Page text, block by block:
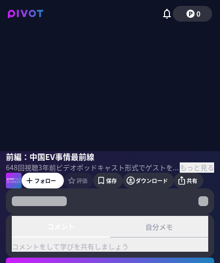
0
前編：中国EV事情最前線
648回視聴3年前 ビデオポッドキャスト形式でゲストを招き、最先端の話を聞くPIVOT TALK。Yoren CEOの金田修氏に「日本メーカーはEV競争に勝てるのか？」を聞いた。 ＜ゲスト＞ 金田修｜Yoren（游仁堂）CEO 1974年神奈川県生まれ。東京大学経済学部卒業。ロチェスター大学経営大学院修了。財務省(当時大蔵省)勤務後、マッキンゼーに入社。2007年同社日本支社最年少パートナーに就任。コンサルタントとして、アジア・国内各国において、大手アパレル企業における全社成長戦略、中国生産体制再構築、日本における店舗ペレーション改革に携わる。11年にYoren（游仁堂）を創立。 ＜目次＞ もっと見る
金田修 佐々木紀彦
フォロー 評価 保存 ダウンロード 共有
自分メモ
コメントをして学びを共有しましょう